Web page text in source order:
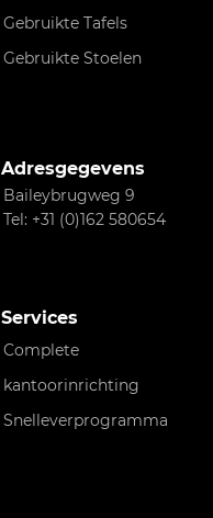
Gebruikte Tafels
Gebruikte Stoelen
Adresgegevens
Baileybrugweg 9
Tel: +31 (0)162 580654
Services
Complete
kantoorinrichting
Snelleverprogramma